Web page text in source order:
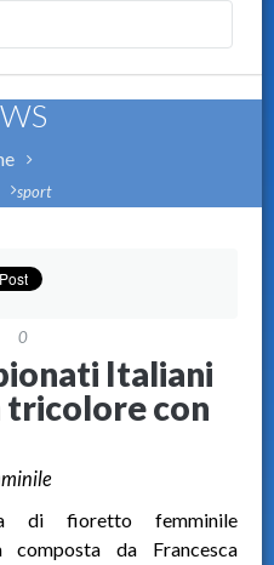
sport
0
Italiani
tricolore con
di fioretto femminile
composta da Francesca